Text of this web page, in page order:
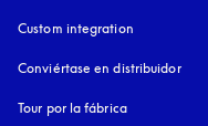
Custom integration
Conviértase en distribuidor
Tour por la fábrica